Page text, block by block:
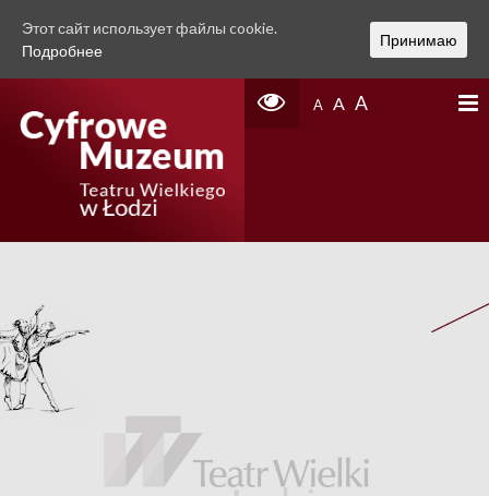
A A A
Этот сайт использует файлы cookie.
Подробнее
Принимаю